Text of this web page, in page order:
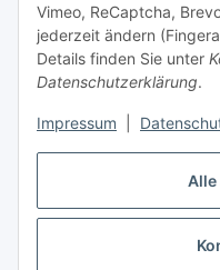
Alle
Vimeo, ReCaptcha,
jederzeit ändern
Details finden Sie unter
Datenschutzerklärung.
Impressum